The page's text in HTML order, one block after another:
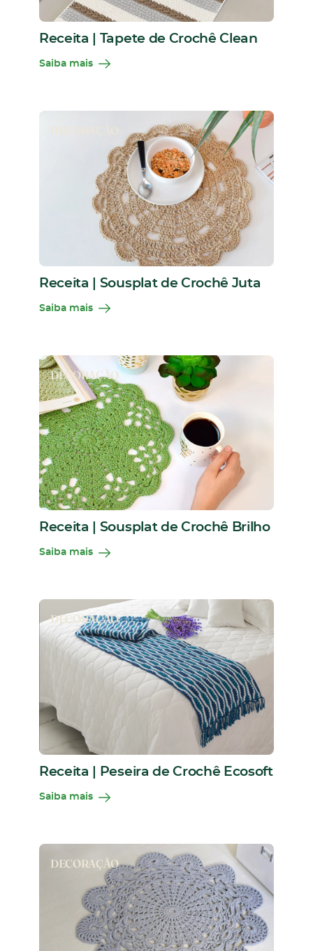
Receita | Tapete de Crochê Clean
Saiba mais
Receita | Sousplat de Crochê Juta
Saiba mais
DECORAÇÃO
Receita | Sousplat de Crochê Brilho
Saiba mais
DECORAÇÃO
Receita | Peseira de Crochê Ecosoft
Saiba mais
DECORAÇÃO
DECORAÇÃO